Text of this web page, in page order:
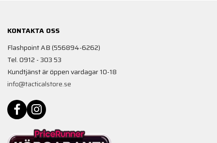
KONTAKTA OSS
Flashpoint AB (556894-6262)
Tel. 0912 - 303 53
Kundtjänst är öppen vardagar 10-18
info@tacticalstore.se